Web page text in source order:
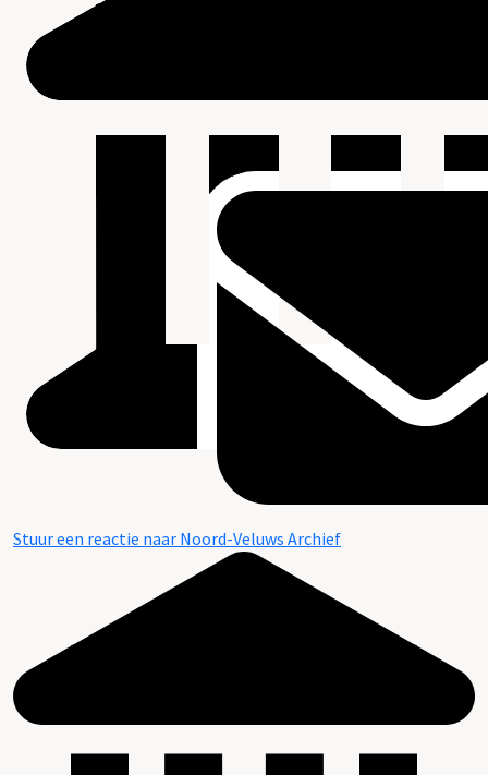
Stuur een reactie naar Noord-Veluws Archief